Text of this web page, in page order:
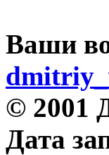
Ваши
© 2001
Дата